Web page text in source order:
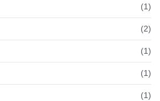
(1)
(2)
(1)
(1)
(1)